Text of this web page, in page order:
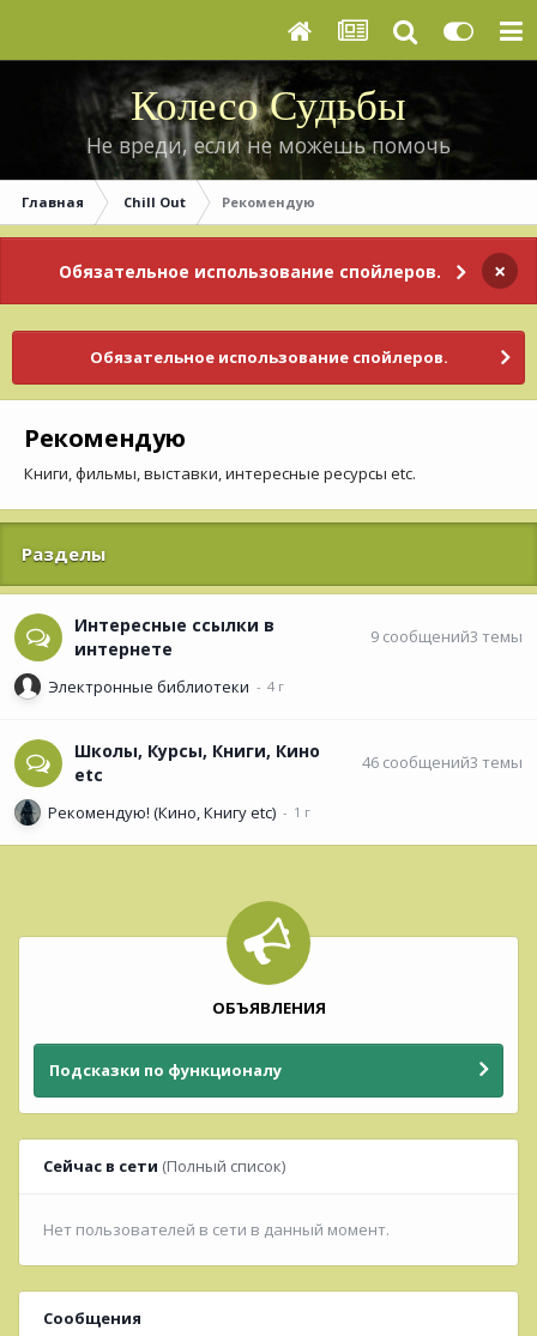
Колесо Судьбы
Не вреди, если не можешь помочь
Главная Сhill Оut Рекомендую
Обязательное использование спойлеров. ×
Обязательное использование спойлеров.
Рекомендую
Книги, фильмы, выставки, интересные ресурсы etc.
Разделы
Интересные ссылки в
интернете
9 сообщений3 темы
Электронные библиотеки
Школы, Курсы, Книги, Кино
etc
46 сообщений3 темы
Рекомендую! (Кино, Книгу etc)
ОБЪЯВЛЕНИЯ
Подсказки по функционалу
Сейчас в сети (Полный список)
Нет пользователей в сети в данный момент.
Сообщения